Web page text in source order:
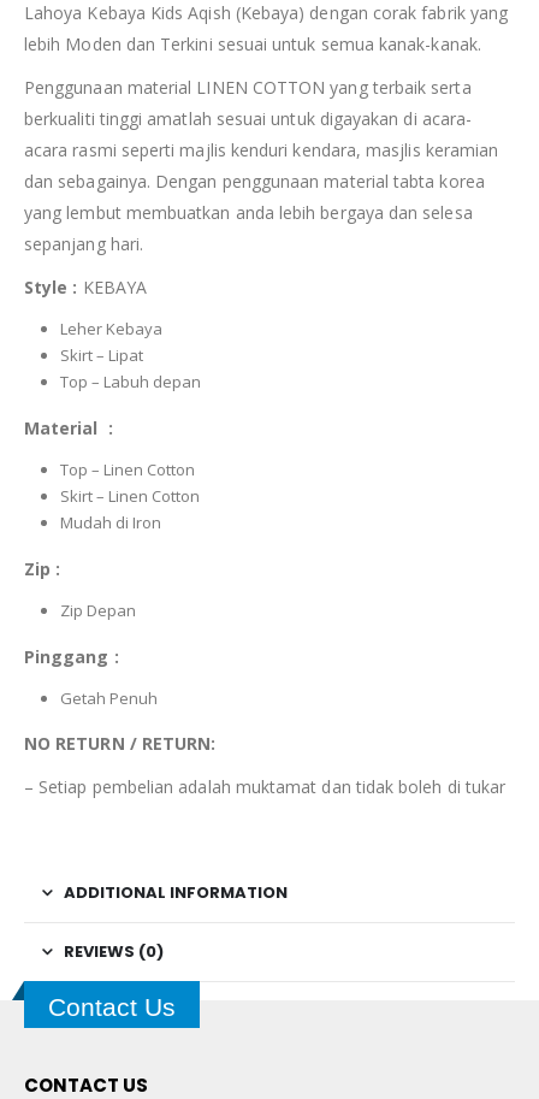
Lahoya Kebaya Kids Aqish (Kebaya) dengan corak fabrik yang
lebih Moden dan Terkini sesuai untuk semua kanak-kanak.
Penggunaan material LINEN COTTON yang terbaik serta
berkualiti tinggi amatlah sesuai untuk digayakan di acara-
acara rasmi seperti majlis kenduri kendara, masjlis keramian
dan sebagainya. Dengan penggunaan material tabta korea
yang lembut membuatkan anda lebih bergaya dan selesa
sepanjang hari.
Style : KEBAYA
Leher Kebaya
Skirt – Lipat
Top – Labuh depan
Material :
Top – Linen Cotton
Skirt – Linen Cotton
Mudah di Iron
Zip :
Zip Depan
Pinggang :
Getah Penuh
NO RETURN / RETURN:
– Setiap pembelian adalah muktamat dan tidak boleh di tukar
ADDITIONAL INFORMATION
REVIEWS (0)
Contact Us
CONTACT US